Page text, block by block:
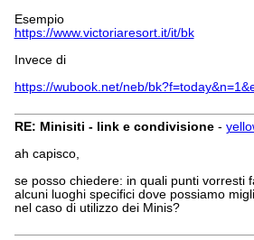
Esempio
https://www.victoriaresort.it/it/bk
Invece di
https://wubook.net/neb/
RE: Minisiti - link e condivisione-
ah capisco,
se posso chiedere: in quali punti vorresti
alcuni luoghi specifici dove possiamo
nel caso di utilizzo dei Minis?